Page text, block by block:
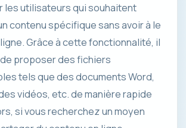
les utilisateurs qui souhaitent
contenu spécifique sans avoir à le
Grâce à cette fonctionnalité, il
proposer des fichiers
tels que des documents Word,
vidéos, etc. de manière rapide
si vous recherchez un moyen